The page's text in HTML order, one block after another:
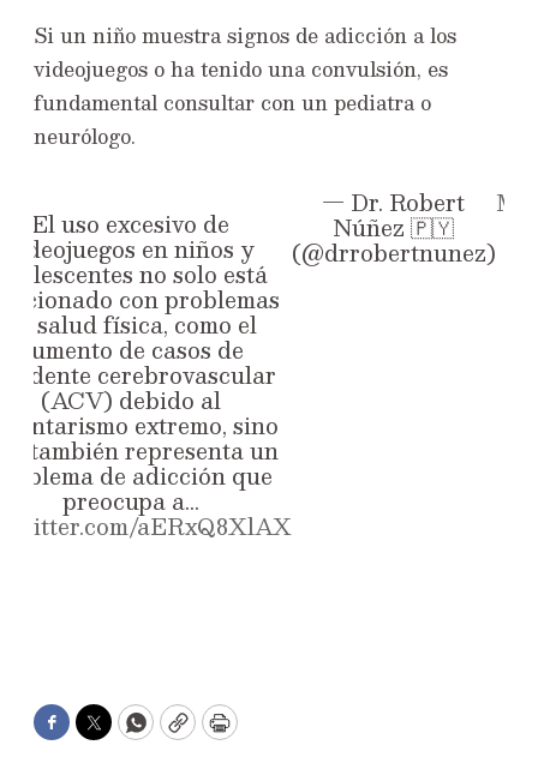
Si un niño muestra signos de adicción a los
videojuegos o ha tenido una convulsión, es
fundamental consultar con un pediatra o
neurólogo.
El uso excesivo de
videojuegos en niños y
no solo está
con problemas
de salud física, como el
aumento de casos de
cerebrovascular
(ACV) debido al
extremo, sino
también representa un
de adicción que
preocupa a…
aERxQ8XlAX
— Dr. Robert
Núñez 🇵🇾
(@drrobertnunez)
Facebook
TwitterWhatsApp
CopyPrint